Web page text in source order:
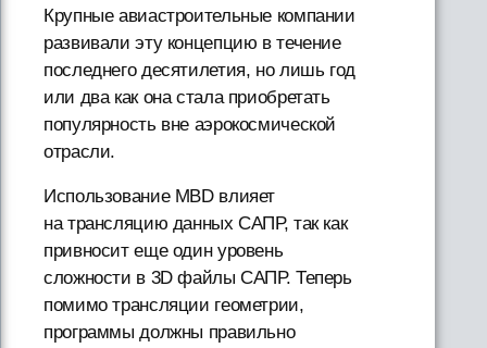
Крупные авиастроительные компании
развивали эту концепцию в течение
последнего десятилетия, но лишь год
или два как она стала приобретать
популярность вне аэрокосмической
отрасли.
Использование MBD влияет
на трансляцию данных САПР, так как
привносит еще один уровень
сложности в 3D файлы САПР. Теперь
помимо трансляции геометрии,
программы должны правильно